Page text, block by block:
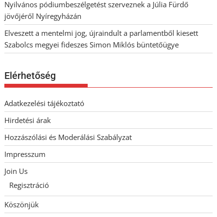
Nyilvános pódiumbeszélgetést szerveznek a Júlia Fürdő
jövőjéről Nyíregyházán
Elveszett a mentelmi jog, újraindult a parlamentből kiesett
Szabolcs megyei fideszes Simon Miklós büntetőügye
Elérhetőség
Adatkezelési tájékoztató
Hirdetési árak
Hozzászólási és Moderálási Szabályzat
Impresszum
Join Us
Regisztráció
Köszönjük